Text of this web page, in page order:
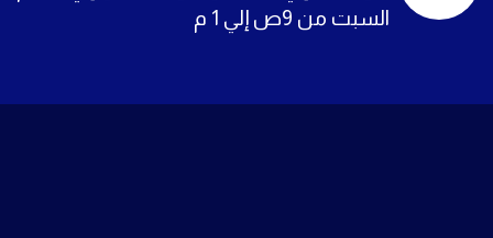
السبت من 9ص إلي 1 م